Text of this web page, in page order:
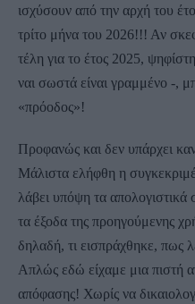
ισχύσουν από την αρχή του
τρίτο μήνα του 2026!!! Αν
τέλη για το έτος 2025,
ναι σωστά είναι γραμμένο -,
«πρόοδος»!
Προφανώς και δεν υπάρχει
Μάλιστα ελήφθη η
λάβει υπόψη τα απολογιστικά
τα έξοδα της προηγούμενης
δηλαδή, τι εισπράχθηκε, πως
Απλώς εδώ είχαμε μια πιστή
απόφασης! Χωρίς να